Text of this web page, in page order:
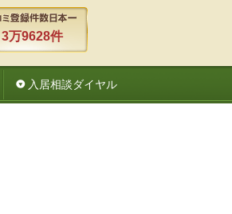
3万9628件
入居相談ダイヤル